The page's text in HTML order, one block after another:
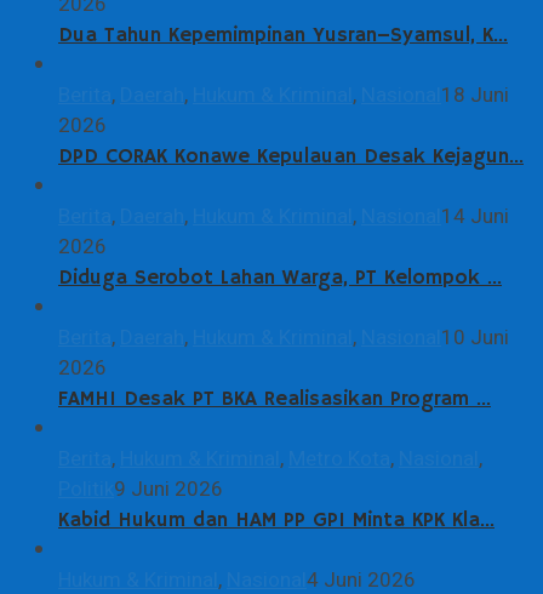
Dua Tahun Kepemimpinan Yusran–Syamsul, K…
, , ,
18 Juni
2026
DPD CORAK Konawe Kepulauan Desak Kejagun…
, , ,
14 Juni
2026
Diduga Serobot Lahan Warga, PT Kelompok …
, , ,
10 Juni
2026
FAMHI Desak PT BKA Realisasikan Program …
, , ,
,
9 Juni 2026
Kabid Hukum dan HAM PP GPI Minta KPK Kla…
, 4 Juni 2026